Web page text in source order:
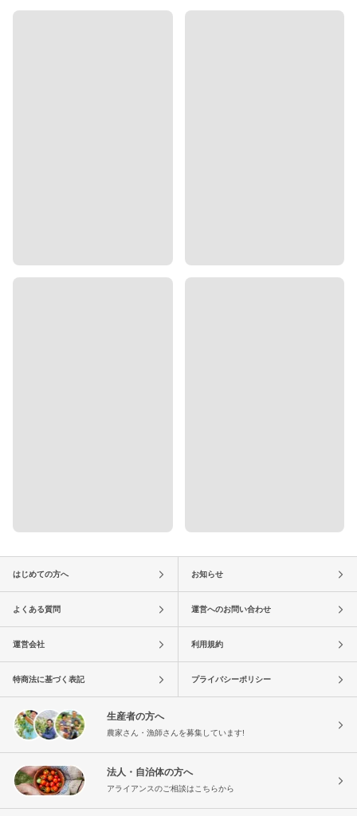
はじめての方へ お知らせ
よくある質問 運営へのお問い合わせ
運営会社 利用規約
特商法に基づく表記 プライバシーポリシー
生産者の方へ
農家さん・漁師さんを募集しています!
法人・自治体の方へ
アライアンスのご相談はこちらから